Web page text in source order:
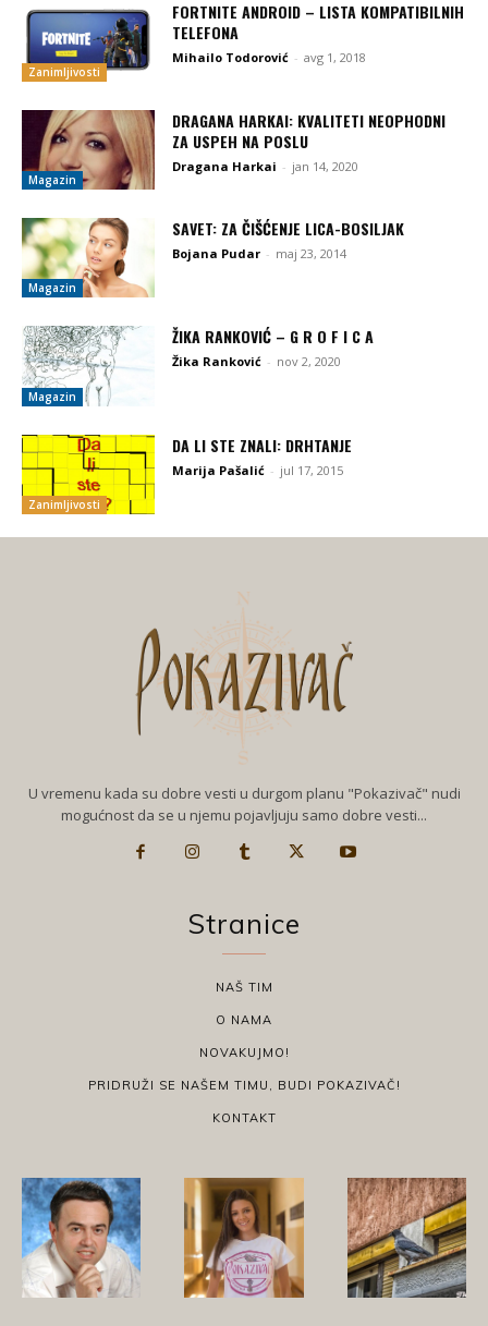
Zanimljivosti
FORTNITE ANDROID – LISTA KOMPATIBILNIH
TELEFONA
Mihailo Todorović - avg 1, 2018
Magazin
DRAGANA HARKAI: KVALITETI NEOPHODNI
ZA USPEH NA POSLU
Dragana Harkai - jan 14, 2020
Magazin
SAVET: ZA ČIŠĆENJE LICA-BOSILJAK
Bojana Pudar - maj 23, 2014
Magazin
ŽIKA RANKOVIĆ – G R O F I C A
Žika Ranković - nov 2, 2020
Zanimljivosti
DA LI STE ZNALI: DRHTANJE
Marija Pašalić - jul 17, 2015
U vremenu kada su dobre vesti u durgom planu "Pokazivač" nudi
mogućnost da se u njemu pojavljuju samo dobre vesti...
Stranice
NAŠ TIM
O NAMA
NOVAKUJMO!
PRIDRUŽI SE NAŠEM TIMU, BUDI POKAZIVAČ!
KONTAKT